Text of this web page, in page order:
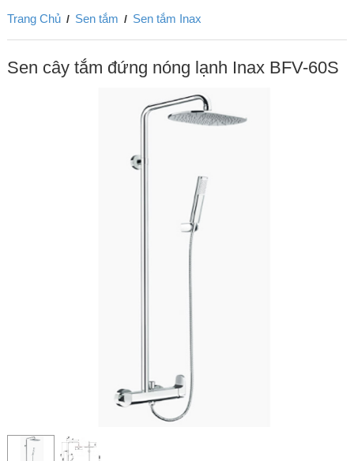
Trang Chủ / Sen tắm / Sen tắm Inax
Sen cây tắm đứng nóng lạnh Inax BFV-60S